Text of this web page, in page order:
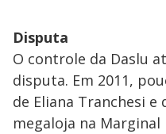
Disputa
O controle da Daslu
disputa. Em 2011,
de Eliana Tranchesi e
megaloja na